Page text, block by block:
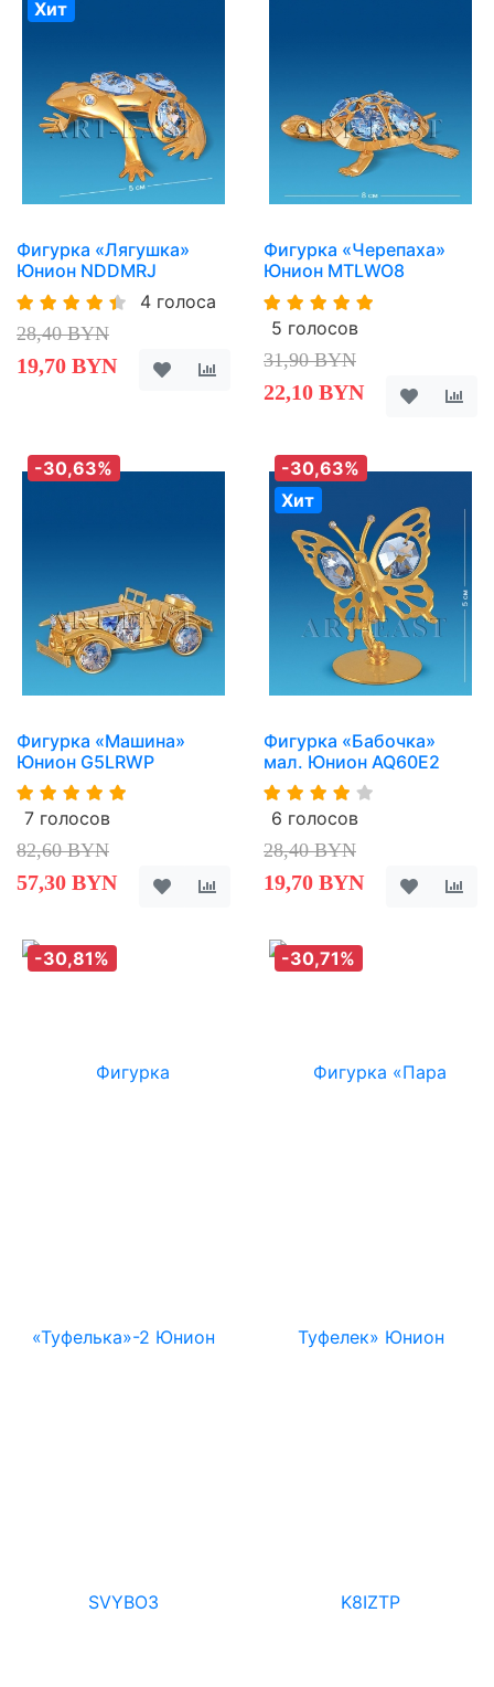
Хит
Фигурка «Лягушка»
Юнион NDDMRJ
4 голоса
28,40 BYN
19,70 BYN
Фигурка «Черепаха»
Юнион MTLWO8
5 голосов
31,90 BYN
22,10 BYN
-30,63%
Фигурка «Машина»
Юнион G5LRWP
7 голосов
82,60 BYN
57,30 BYN
-30,63%
Хит
Фигурка «Бабочка»
мал. Юнион AQ60E2
6 голосов
28,40 BYN
19,70 BYN
-30,81% -30,71%